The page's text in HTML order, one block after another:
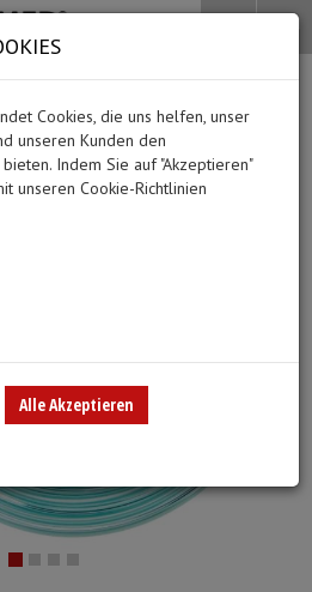
Alle Kategorien
BEKLEIDUNG
Überschuhe
Hauben
(44
Alle anzeigen
Alle Kategorien
PFLEGE & ALLTAG
Medikation
Urinflaschen &
Alle Kategorien
DIAGNOSTIK &
EKG-Elektroden &
Fieberthermometer
Merkzettel
Ihr Warenkorb ist momentan leer.
() Fertig
Search
Cookies, die uns helfen, unser
unseren Kunden den
Indem Sie auf "Akzeptieren"
unseren Cookie-Richtlinien
Alle Akzeptieren